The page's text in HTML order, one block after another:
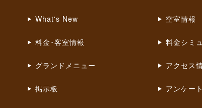
What's New 空室情報
料金･客室情報 料金シミ
グランドメニュー アクセス
掲示板 アンケート